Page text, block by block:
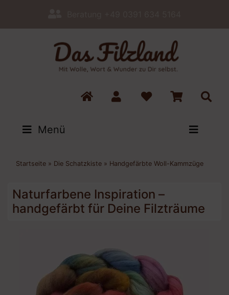
Menü
Startseite » Die Schatzkiste » Handgefärbte Woll-Kammzüge
Naturfarbene Inspiration –
handgefärbt für Deine Filzträume